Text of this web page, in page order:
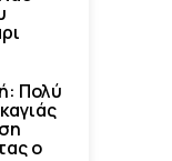
Πολύ
ο